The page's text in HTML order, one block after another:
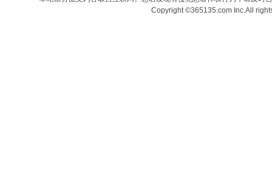
Copyright ©365135.com Inc.All